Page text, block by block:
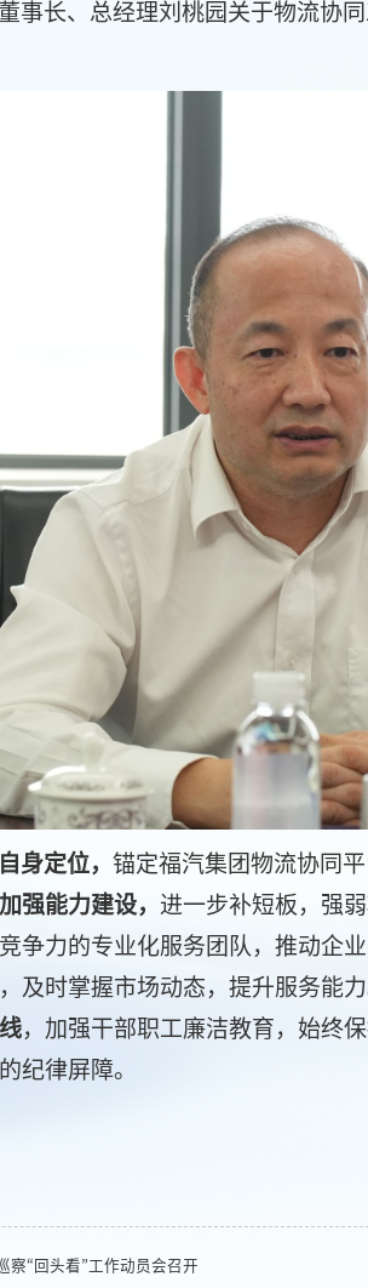
事长、总经理刘桃园关于物流协
身定位， 锚定福汽集团物流协同
强能力建设， 进一步补短板，强
争力的专业化服务团队， 推动企
及时掌握市场动态，提升服务能
，加强干部职工廉洁教育，始终
纪律屏障。
察“回头看”工作动员会召开